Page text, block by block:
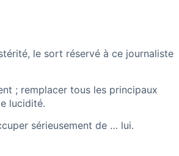
le sort réservé à ce journaliste
; remplacer tous les principaux
lucidité.
sérieusement de … lui.